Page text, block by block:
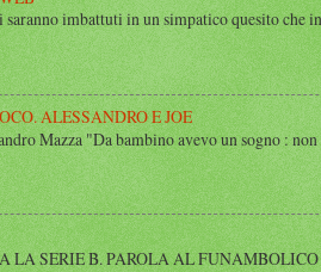
imbattuti in un simpatico quesito che
ALESSANDRO E JOE
Mazza "Da bambino avevo un sogno : non
LA SERIE B. PAROLA AL FUNAMBOLICO